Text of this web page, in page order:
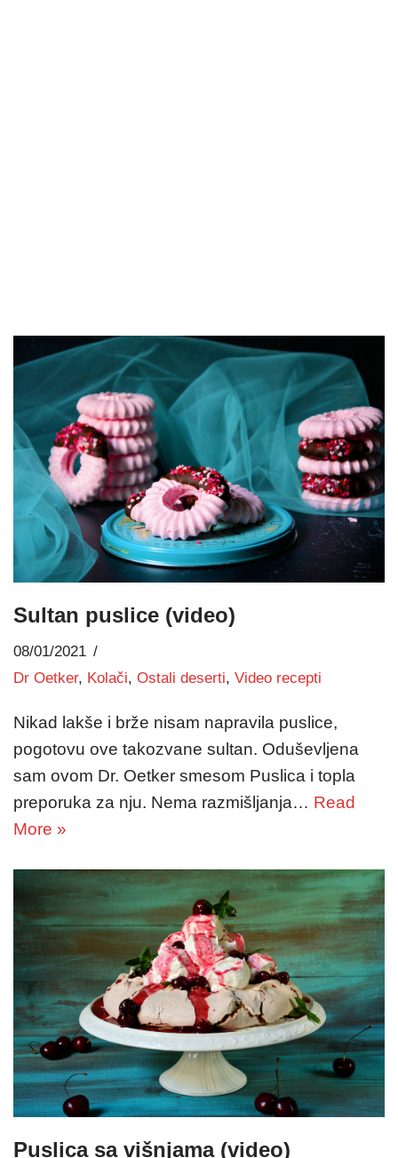
Sultan puslice (video)
08/01/2021
Dr Oetker, Kolači, Ostali deserti, Video recepti
Nikad lakše i brže nisam napravila puslice,
pogotovu ove takozvane sultan. Oduševljena
sam ovom Dr. Oetker smesom Puslica i topla
preporuka za nju. Nema razmišljanja… Read
More »
Puslica sa višnjama (video)